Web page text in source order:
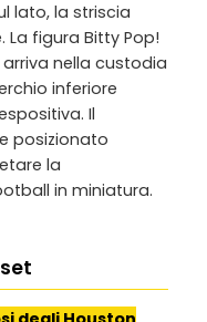
lato, la striscia
figura Bitty Pop!
nella custodia
inferiore
Il
posizionato
la
in miniatura.